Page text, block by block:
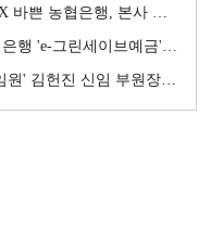
에 ‘긴장’ [막 오른 금융권 하투(夏鬪)]
금' [이주의 은행 예금금리-8월 1주]
장···교육·디지털·기획 '올라운더'